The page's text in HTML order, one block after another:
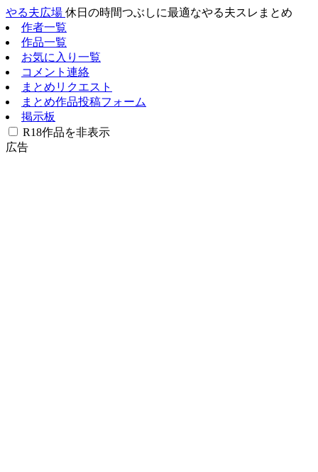
やる夫広場 休日の時間つぶしに最適なやる夫スレまとめ
作者一覧
作品一覧
お気に入り一覧
コメント連絡
まとめリクエスト
まとめ作品投稿フォーム
掲示板
R18作品を非表示
広告